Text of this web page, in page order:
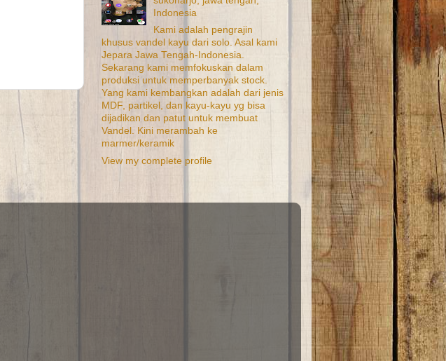
Indonesia
Kami adalah pengrajin
khusus vandel kayu dari solo. Asal kami
Jepara Jawa Tengah-Indonesia.
Sekarang kami memfokuskan dalam
produksi untuk memperbanyak stock.
Yang kami kembangkan adalah dari jenis
MDF, partikel, dan kayu-kayu yg bisa
dijadikan dan patut untuk membuat
Vandel. Kini merambah ke
marmer/keramik
View my complete profile